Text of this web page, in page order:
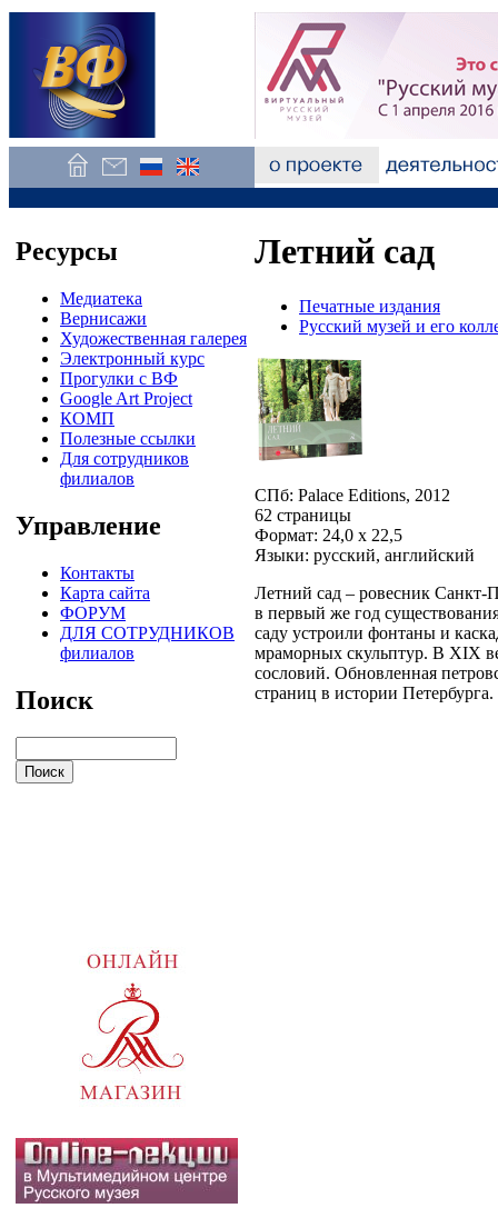
Ресурсы
Медиатека
Вернисажи
Художественная галерея
Электронный курс
Прогулки с ВФ
Google Art Project
КОМП
Полезные ссылки
Для сотрудников
филиалов
Управление
Контакты
Карта сайта
ФОРУМ
ДЛЯ СОТРУДНИКОВ
филиалов
Поиск
Летний сад
Печатные издания
Русский музей и его
СПб: Palace Editions, 2012
62 страницы
Формат: 24,0 x 22,5
Языки: русский, английский
Летний сад – ровесник Санкт-
в первый же год
саду устроили фонтаны и
мраморных скульптур. В XIX
сословий. Обновленная
страниц в истории Петербурга.